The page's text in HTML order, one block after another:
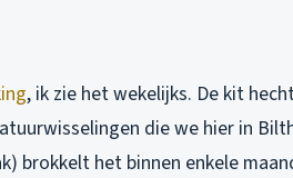
, ik zie het wekelijks. De kit
die we hier in
brokkelt het binnen enkele